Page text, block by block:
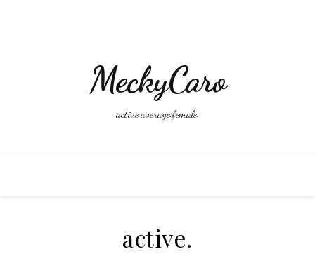
MeckyCaro
active.average.female.
active.